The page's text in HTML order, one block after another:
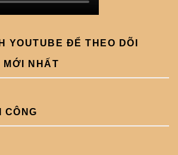
YOUTUBE ĐỂ THEO DÕI
MỚI NHẤT
CÔNG